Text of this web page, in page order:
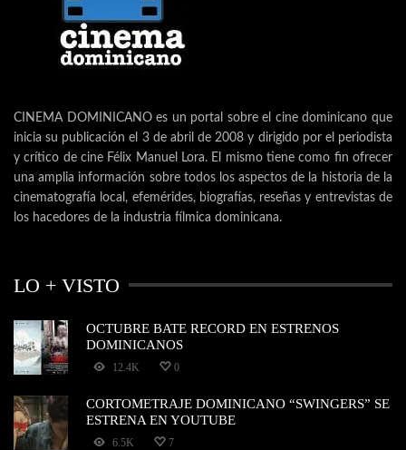
CINEMA DOMINICANO es un portal sobre el cine dominicano que
inicia su publicación el 3 de abril de 2008 y dirigido por el periodista
y crítico de cine Félix Manuel Lora. El mismo tiene como fin ofrecer
una amplia información sobre todos los aspectos de la historia de la
cinematografía local, efemérides, biografías, reseñas y entrevistas de
los hacedores de la industria fílmica dominicana.
LO + VISTO
OCTUBRE BATE RECORD EN ESTRENOS
DOMINICANOS
12.4K 0
CORTOMETRAJE DOMINICANO “SWINGERS” SE
ESTRENA EN YOUTUBE
6.5K 7